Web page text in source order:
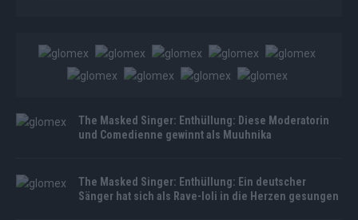
The Masked Singer: Enthüllung: Diese Moderatorin
und Comedienne gewinnt als Muuhnika
The Masked Singer: Enthüllung: Ein deutscher
Sänger hat sich als Rave-Ioli in die Herzen gesungen